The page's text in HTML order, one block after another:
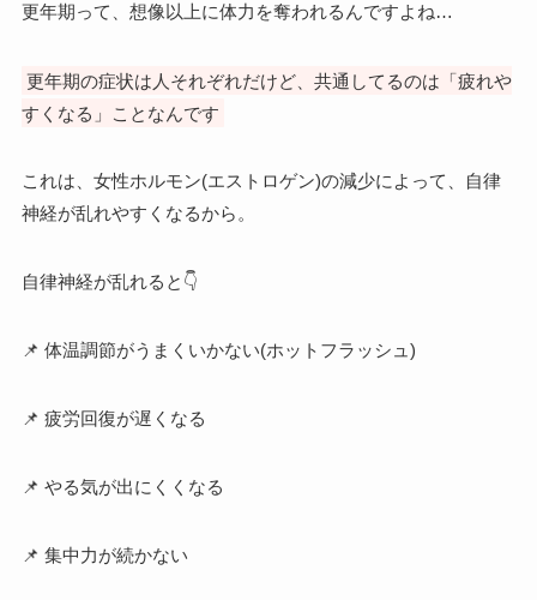
更年期って、想像以上に体力を奪われるんですよね…
更年期の症状は人それぞれだけど、共通してるのは「疲れや
すくなる」ことなんです
これは、女性ホルモン(エストロゲン)の減少によって、自律
神経が乱れやすくなるから。
自律神経が乱れると👇
📌 体温調節がうまくいかない(ホットフラッシュ)
📌 疲労回復が遅くなる
📌 やる気が出にくくなる
📌 集中力が続かない